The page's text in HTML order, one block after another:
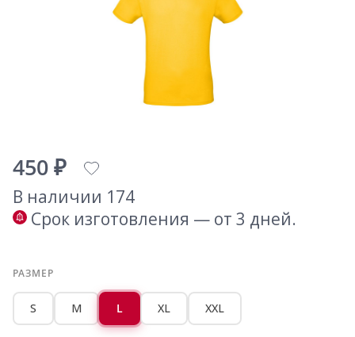
450 ₽
В наличии 174
Срок изготовления — от 3 дней.
РАЗМЕР
S M L XL XXL